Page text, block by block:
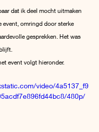
dat ik deel mocht uitmaken
event, omringd door sterke
gesprekken. Het was
event volgt hieronder.
video/4a5137_f9
480p/